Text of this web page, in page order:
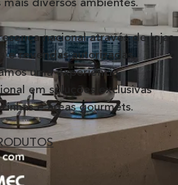
mais diversos ambientes.
nacional através de lojas
e revendas autorizadas,
uma experiência
em soluções exclusivas
e áreas gourmets.